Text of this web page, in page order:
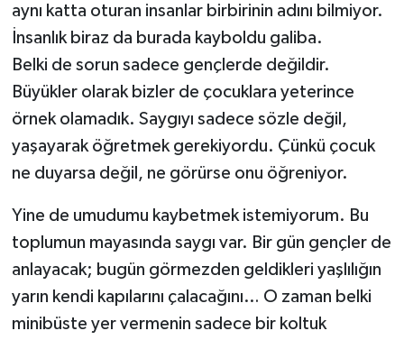
aynı katta oturan insanlar birbirinin adını bilmiyor.
İnsanlık biraz da burada kayboldu galiba.
Belki de sorun sadece gençlerde değildir.
Büyükler olarak bizler de çocuklara yeterince
örnek olamadık. Saygıyı sadece sözle değil,
yaşayarak öğretmek gerekiyordu. Çünkü çocuk
ne duyarsa değil, ne görürse onu öğreniyor.
Yine de umudumu kaybetmek istemiyorum. Bu
toplumun mayasında saygı var. Bir gün gençler de
anlayacak; bugün görmezden geldikleri yaşlılığın
yarın kendi kapılarını çalacağını… O zaman belki
minibüste yer vermenin sadece bir koltuk